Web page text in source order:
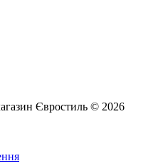
Євростиль © 2026